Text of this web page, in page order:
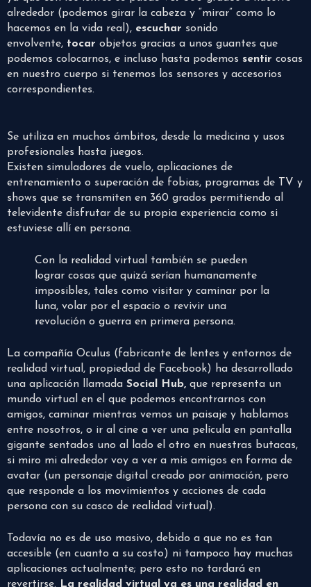
alrededor (podemos girar la cabeza y “mirar” como lo
hacemos en la vida real), escuchar sonido
envolvente, tocar objetos gracias a unos guantes que
podemos colocarnos, e incluso hasta podemos sentir cosas
en nuestro cuerpo si tenemos los sensores y accesorios
correspondientes.
Se utiliza en muchos ámbitos, desde la medicina y usos
profesionales hasta juegos.
Existen simuladores de vuelo, aplicaciones de
entrenamiento o superación de fobias, programas de TV y
shows que se transmiten en 360 grados permitiendo al
televidente disfrutar de su propia experiencia como si
estuviese allí en persona.
Con la realidad virtual también se pueden
lograr cosas que quizá serían humanamente
imposibles, tales como visitar y caminar por la
luna, volar por el espacio o revivir una
revolución o guerra en primera persona.
La compañía Oculus (fabricante de lentes y entornos de
realidad virtual, propiedad de Facebook) ha desarrollado
una aplicación llamada Social Hub, que representa un
mundo virtual en el que podemos encontrarnos con
amigos, caminar mientras vemos un paisaje y hablamos
entre nosotros, o ir al cine a ver una película en pantalla
gigante sentados uno al lado el otro en nuestras butacas,
si miro mi alrededor voy a ver a mis amigos en forma de
avatar (un personaje digital creado por animación, pero
que responde a los movimientos y acciones de cada
persona con su casco de realidad virtual).
Todavía no es de uso masivo, debido a que no es tan
accesible (en cuanto a su costo) ni tampoco hay muchas
aplicaciones actualmente; pero esto no tardará en
revertirse.
La realidad virtual ya es una realidad en